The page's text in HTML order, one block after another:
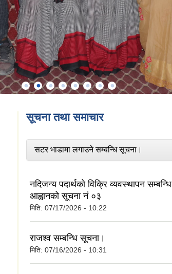
सूचना तथा समाचार
सटर भाडामा लगाउने सम्बन्धि सूचना।
नदिजन्य पदार्थको विक्रि व्यवस्थापन
आह्वानको सूचना नं ०३
मिति: 07/17/2026 - 10:22
राजश्व सम्बन्धि सूचना।
मिति: 07/16/2026 - 10:31